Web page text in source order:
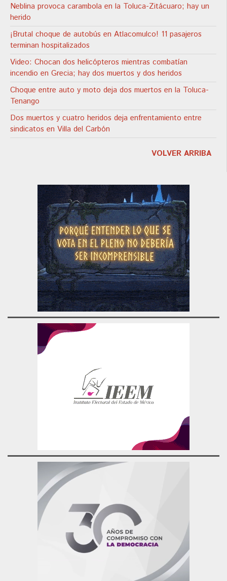
Neblina provoca carambola en la Toluca-Zitácuaro; hay un
herido
¡Brutal choque de autobús en Atlacomulco! 11 pasajeros
terminan hospitalizados
Video: Chocan dos helicópteros mientras combatían
incendio en Grecia; hay dos muertos y dos heridos
Choque entre auto y moto deja dos muertos en la Toluca-
Tenango
Dos muertos y cuatro heridos deja enfrentamiento entre
sindicatos en Villa del Carbón
VOLVER ARRIBA